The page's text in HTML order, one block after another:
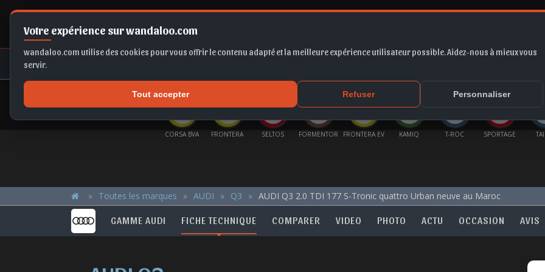
Votre expérience sur wandaloo.com
wandaloo.com utilise des cookies pour vous offrir le contenu adapté et la meilleure expérience utilisateur possible. Aidez-nous à mieux vous
servir.
Tout accepter Refuser Personnaliser
FRONTERA SELTOS FORMENTOR FRONTERA EV KAMIQ T-ROC SPORTAGE TAIGO
Toutes les marques AUDI Q3 AUDI Q3 2.0 TDI 177 S-Tronic quattro Urban neuve au Maroc
GAMME AUDI FICHE TECHNIQUE COMPARER VIDEO PHOTO ACTU OCCASION AVIS